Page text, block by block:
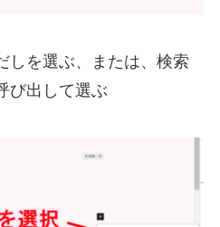
しを選ぶ、または、検索
び出して選ぶ